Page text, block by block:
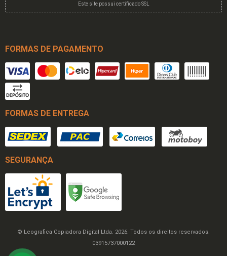
Este site possui certificado SSL
FORMAS DE PAGAMENTO
FORMAS DE ENTREGA
SEGURANÇA
© Leografica Copiadora Digital Ltda. 2026. Todos os direitos reservados.
03915737000122